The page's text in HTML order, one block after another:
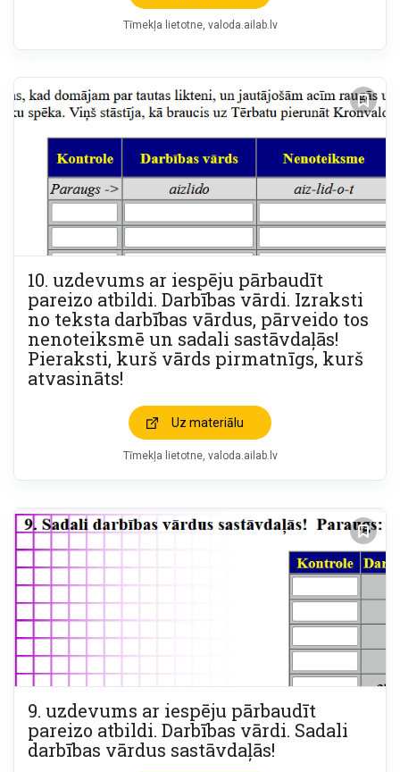
Tīmekļa lietotne valoda.ailab.lv
10. uzdevums ar iespēju pārbaudīt
pareizo atbildi. Darbības vārdi. Izraksti
no teksta darbības vārdus, pārveido tos
nenoteiksmē un sadali sastāvdaļās!
Pieraksti, kurš vārds pirmatnīgs, kurš
atvasināts!
Uz materiālu
Tīmekļa lietotne valoda.ailab.lv
9. uzdevums ar iespēju pārbaudīt
pareizo atbildi. Darbības vārdi. Sadali
darbības vārdus sastāvdaļās!